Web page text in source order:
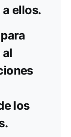
ellos.
los